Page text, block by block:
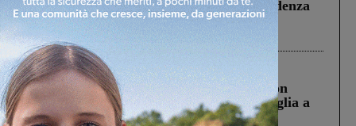
Piscina di Figline finanziata oltre la scadenza
Pnrr, il gruppo di Fratelli d’Italia: “Un
ringraziamento al Governo”
Cronaca 3 Agosto 2026
Scomparso da una struttura di Castiglion
Fiorentino l’uomo che aveva ucciso la figlia a
Levane nel 2020